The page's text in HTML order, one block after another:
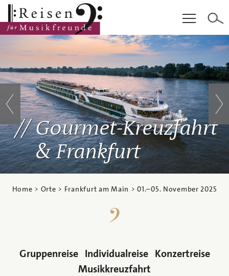
Hauptinhalt Fußzeile Cookie-Einstellungen
Gourmet-Kreuzfahrt
& Frankfurt
Home > Orte > Frankfurt am Main >01.–05. November 2025
Gruppenreise Individualreise Konzertreise
Musikkreuzfahrt